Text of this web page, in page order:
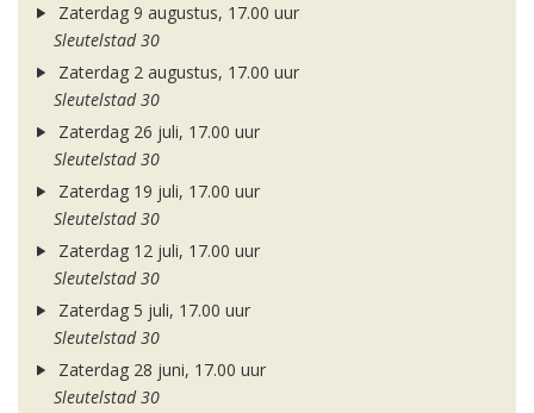
Zaterdag 9 augustus, 17.00 uur
Sleutelstad 30
Zaterdag 2 augustus, 17.00 uur
Sleutelstad 30
Zaterdag 26 juli, 17.00 uur
Sleutelstad 30
Zaterdag 19 juli, 17.00 uur
Sleutelstad 30
Zaterdag 12 juli, 17.00 uur
Sleutelstad 30
Zaterdag 5 juli, 17.00 uur
Sleutelstad 30
Zaterdag 28 juni, 17.00 uur
Sleutelstad 30